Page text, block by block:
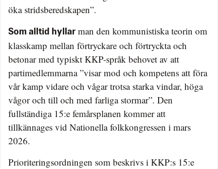
öka stridsberedskapen”.
Som alltid hyllar man den kommunistiska teorin om
klasskamp mellan förtryckare och förtryckta och
betonar med typiskt KKP-språk behovet av att
partimedlemmarna ”visar mod och kompetens att föra
vår kamp vidare och vågar trotsa starka vindar, höga
vågor och till och med farliga stormar”. Den
fullständiga 15:e femårsplanen kommer att
tillkännages vid Nationella folkkongressen i mars
2026.
Prioriteringsordningen som beskrivs i KKP:s 15:e